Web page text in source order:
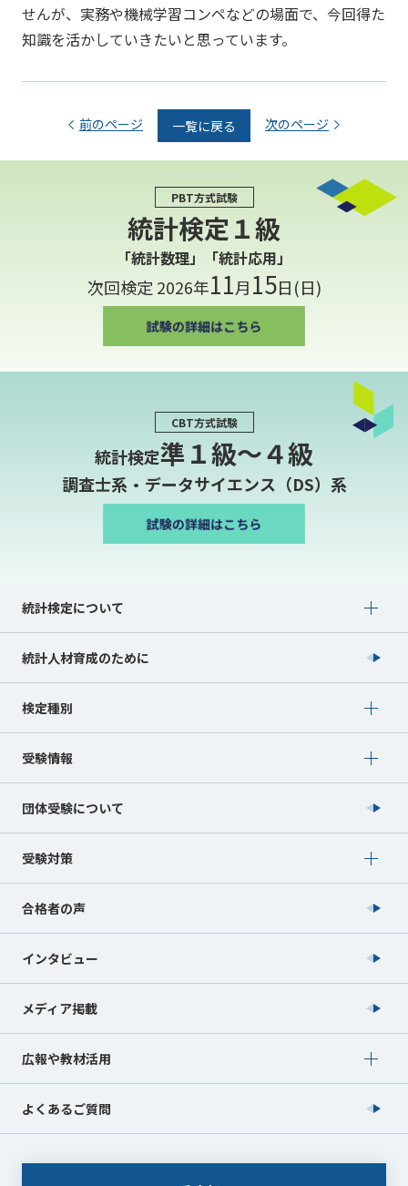
せんが、実務や機械学習コンペなどの場面で、今回得た
知識を活かしていきたいと思っています。
前のページ 一覧に戻る 次のページ
PBT方式試験
統計検定１級
「統計数理」「統計応用」
次回検定 2026年11月15日(日)
CBT方式試験
統計検定準１級〜４級
調査士系・データサイエンス（DS）系
統計検定について
Show submenu for 統計検定について
統計人材育成のために
検定種別
Show submenu for 検定種別
受験情報
Show submenu for 受験情報
団体受験について
受験対策
Show submenu for 受験対策
合格者の声
インタビュー
メディア掲載
広報や教材活用
Show submenu for 広報や教材活用
よくあるご質問